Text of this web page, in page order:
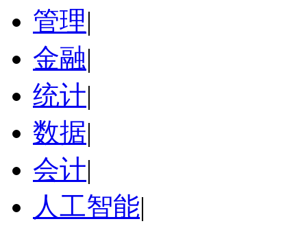
管理|
金融|
统计|
数据|
会计|
人工智能|